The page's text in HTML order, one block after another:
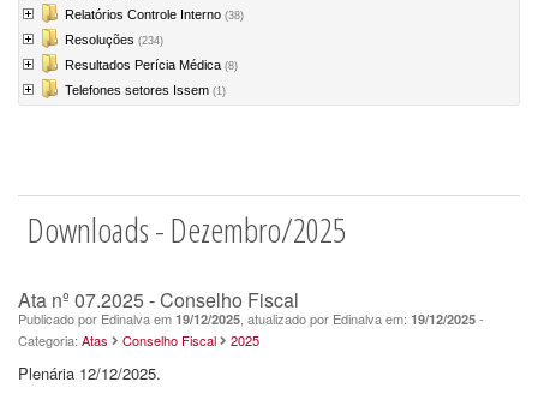
Relatórios Controle Interno (38)
Resoluções (234)
Resultados Perícia Médica (8)
Telefones setores Issem (1)
Downloads - Dezembro/2025
Ata nº 07.2025 - Conselho Fiscal
Publicado por Edinalva em 19/12/2025 , atualizado por Edinalva em: 19/12/2025 -
Categoria: Atas Conselho Fiscal 2025
Plenária 12/12/2025.